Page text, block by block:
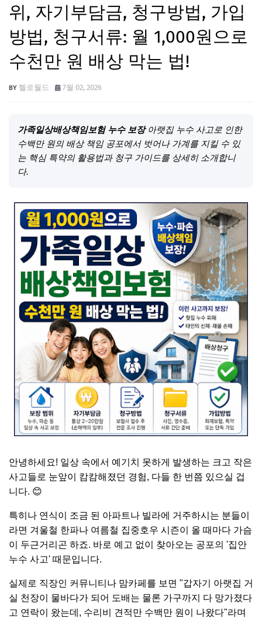
위, 자기부담금, 청구방법, 가입
방법, 청구서류: 월 1,000원으로
수천만 원 배상 막는 법!
헬로월드 7월 02, 2026
가족일상배상책임보험 누수 보장아랫집 누수 사고로 인한
수백만 원의 배상 책임 공포에서 벗어나 가계를 지킬 수 있
는 핵심 특약의 활용법과 청구 가이드를 상세히 소개합니
다.
안녕하세요! 일상 속에서 예기치 못하게 발생하는 크고 작은
사고들로 눈앞이 캄캄해졌던 경험, 다들 한 번쯤 있으실 겁
니다. 😊
특히나 연식이 조금 된 아파트나 빌라에 거주하시는 분들이
라면 겨울철 한파나 여름철 집중호우 시즌이 올 때마다 가슴
이 두근거리곤 하죠. 바로 예고 없이 찾아오는 공포의 '집안
누수 사고' 때문입니다.
실제로 직장인 커뮤니티나 맘카페를 보면 "갑자기 아랫집 거
실 천장이 물바다가 되어 도배는 물론 가구까지 다 망가졌다
고 연락이 왔는데, 수리비 견적만 수백만 원이 나왔다"라며